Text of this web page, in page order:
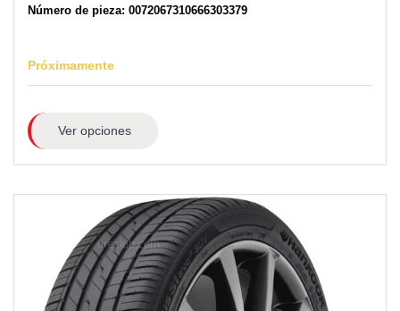
Número de pieza: 0072067310666303379
Próximamente
Ver opciones